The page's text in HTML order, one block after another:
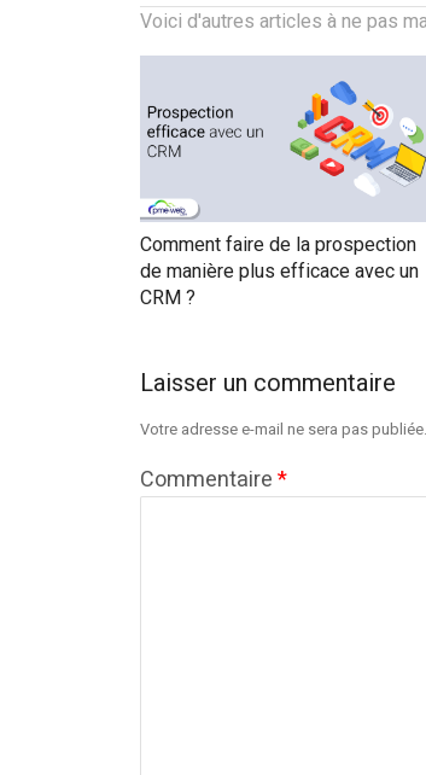
Voici d'autres articles à ne pas
Comment faire de la prospection
de manière plus efficace avec un
CRM ?
Laisser un commentaire
Votre adresse e-mail ne sera pas publiée.
Commentaire*